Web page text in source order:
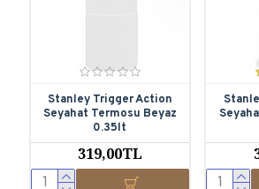
Stanley Trigger Action
Seyahat Termosu Beyaz
0.35lt
319,00TL